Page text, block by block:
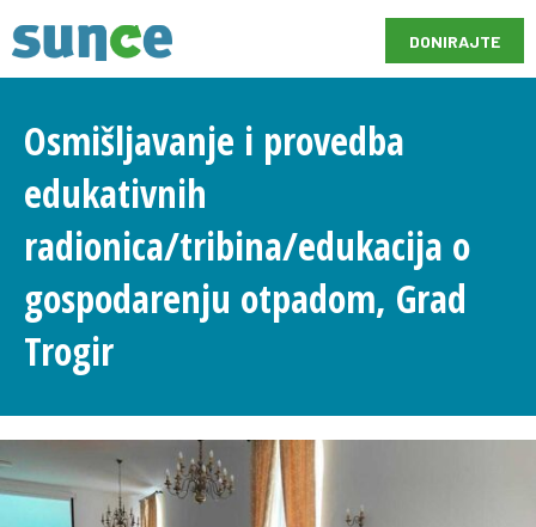
DONIRAJTE
Osmišljavanje i provedba
edukativnih
radionica/tribina/edukacija o
gospodarenju otpadom, Grad
Trogir